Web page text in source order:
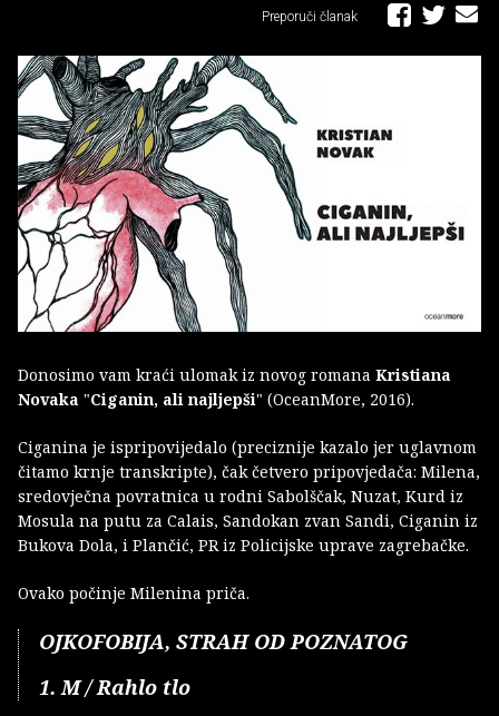
Preporuči članak
Donosimo vam kraći ulomak iz novog romana Kristiana
Novaka "Ciganin, ali najljepši" (OceanMore, 2016).
Ciganina je ispripovijedalo (preciznije kazalo jer uglavnom
čitamo krnje transkripte), čak četvero pripovjedača: Milena,
sredovječna povratnica u rodni Sabolščak, Nuzat, Kurd iz
Mosula na putu za Calais, Sandokan zvan Sandi, Ciganin iz
Bukova Dola, i Plančić, PR iz Policijske uprave zagrebačke.
Ovako počinje Milenina priča.
OJKOFOBIJA, STRAH OD POZNATOG
1. M / Rahlo tlo